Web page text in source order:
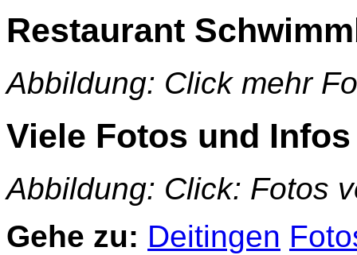
Restaurant
Abbildung: Click mehr
Viele Fotos und
Abbildung: Click: Fotos
Gehe zu: Deitingen